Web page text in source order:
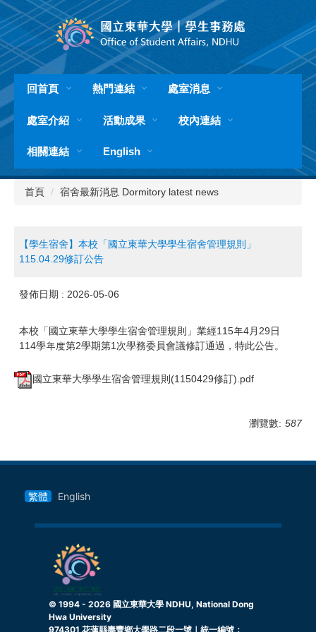
跳
到
主
要
內
容
區
回首頁 熱門連結 處室消息
處室介紹 活動成果 校內連結
相關連結 English
首頁 宿舍最新消息 Dormitory latest news
【學生宿舍】本校「國立東華大學學生宿舍管理規則」
115.04.29修訂公告
發佈日期 : 2026-05-06
本校「國立東華大學學生宿舍管理規則」業經115年4月29日
114學年度第2學期第1次學務委員會議修訂通過，特此公告。
國立東華大學學生宿舍管理規則(1150429修訂).pdf
瀏覽數: 587
繁體 English
© 1994 - 2026 國立東華大學 NDHU, National Dong
Hwa University
974301 花蓮縣壽豐鄉大學路二段一號｜統一編號：